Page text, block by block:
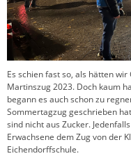
Es schien fast so, als hätten
Martinszug 2023. Doch kaum
begann es auch schon zu
Sommertagzug geschrieben
sind nicht aus Zucker.
Erwachsene dem Zug von der
Eichendorffschule.